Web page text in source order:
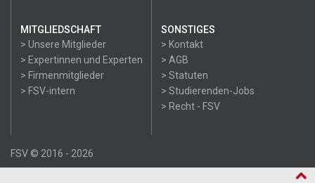
MITGLIEDSCHAFT
> Unsere Mitglieder
> Expertinnen und Experten
> Firmenmitglieder
> FSV-intern
SONSTIGES
> Kontakt
> AGB
> Statuten
> Studierenden-Jobs
> Recht - FSV
FSV © 2016 - 2026